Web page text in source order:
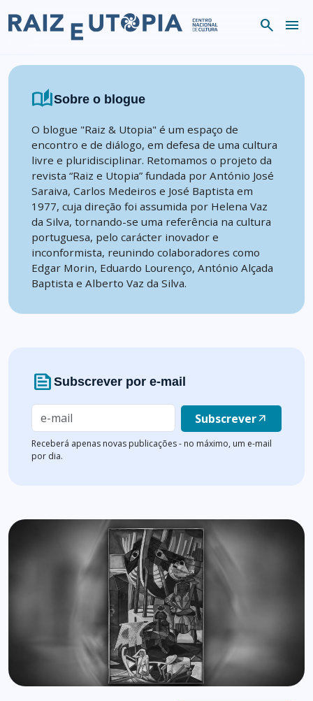
search menu
auto_storiesSobre o blogue
O blogue "Raiz & Utopia" é um espaço de
encontro e de diálogo, em defesa de uma cultura
livre e pluridisciplinar. Retomamos o projeto da
revista “Raiz e Utopia” fundada por António José
Saraiva, Carlos Medeiros e José Baptista em
1977, cuja direção foi assumida por Helena Vaz
da Silva, tornando-se uma referência na cultura
portuguesa, pelo carácter inovador e
inconformista, reunindo colaboradores como
Edgar Morin, Eduardo Lourenço, António Alçada
Baptista e Alberto Vaz da Silva.
news Subscrever por e-mail
Subscreverarrow_outward
Receberá apenas novas publicações - no máximo, um e-mail
por dia.
Lista de artigos